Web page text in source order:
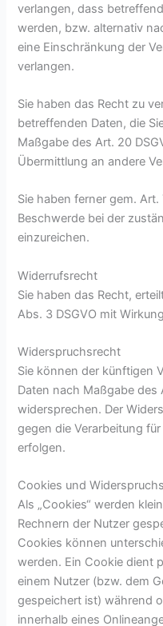
verlangen, dass
werden, bzw. alternativ
eine Einschränkung der
verlangen.
Sie haben das Recht zu
betreffenden Daten, die
Maßgabe des Art. 20
Übermittlung an andere
Sie haben ferner gem. Art.
Beschwerde bei der
einzureichen.
Widerrufsrecht
Sie haben das Recht,
Abs. 3 DSGVO mit
Widerspruchsrecht
Sie können der künftigen
Daten nach Maßgabe des
widersprechen. Der
gegen die Verarbeitung
erfolgen.
Cookies und
Als „Cookies“ werden
Rechnern der Nutzer
Cookies können
werden. Ein Cookie dient
einem Nutzer (bzw. dem
gespeichert ist) während
innerhalb eines